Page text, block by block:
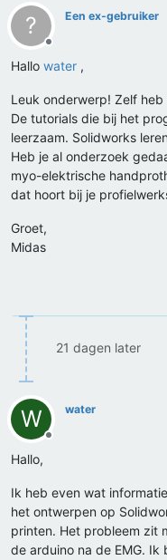
?
Offline
Een ex-gebruiker
Hallo water ,
Leuk onderwerp! Zelf
De tutorials die bij het
leerzaam. Solidworks
Heb je al onderzoek
myo-elektrische
dat hoort bij je
Groet,
Midas
21 dagen later
W
Offline
water
Hallo,
Ik heb even wat
het ontwerpen op
printen. Het probleem zit
de arduino na de EMG.